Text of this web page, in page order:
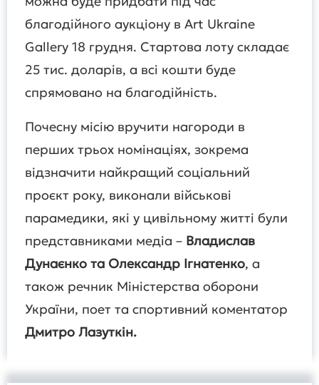
благодійного аукціону в Art Ukraine
Gallery 18 грудня. Стартова лоту складає
25 тис. доларів, а всі кошти буде
спрямовано на благодійність.
Почесну місію вручити нагороди в
перших трьох номінаціях, зокрема
відзначити найкращий соціальний
проєкт року, виконали військові
парамедики, які у цивільному житті були
представниками медіа – Владислав
Дунаєнко та Олександр Ігнатенко, а
також речник Міністерства оборони
України, поет та спортивний коментатор
Дмитро Лазуткін.